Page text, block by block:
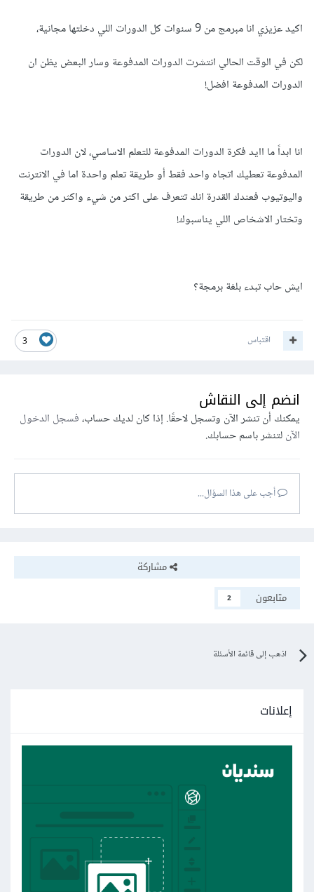
اكيد عزيزي انا مبرمج من 9 سنوات كل الدورات اللي دخلتها مجانية،
لكن في الوقت الحالي انتشرت الدورات المدفوعة وسار البعض يظن ان
الدورات المدفوعة افضل!
انا ابداً ما اايد فكرة الدورات المدفوعة للتعلم الاساسي، لان الدورات
المدفوعة تعطيك اتجاه واحد فقط أو طريقة تعلم واحدة اما في الانترنت
واليوتيوب فعندك القدرة انك تتعرف على اكثر من شيء واكثر من طريقة
وتختار الاشخاص اللي يناسبوك!
ايش حاب تبدء بلغة برمجة؟
3 اقتباس
انضم إلى النقاش
يمكنك أن تنشر الآن وتسجل لاحقًا. إذا كان لديك حساب،فسجل الدخول
الآنلتنشر باسم حسابك.
أجب على هذا السؤال...
مشاركة
متابعون
2
اذهب إلى قائمة الأسئلة
إعلانات